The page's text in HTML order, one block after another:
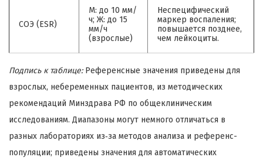
СОЭ (ESR)
М: до 10 мм/
ч; Ж: до 15
мм/ч
(взрослые)
Неспецифический
маркер воспаления;
повышается позднее,
чем лейкоциты.
Подпись к таблице:Референсные значения приведены для
взрослых, небеременных пациентов, из методических
рекомендаций Минздрава РФ по общеклиническим
исследованиям. Диапазоны могут немного отличаться в
разных лабораториях из‑за методов анализа и референс-
популяции; приведены значения для автоматических